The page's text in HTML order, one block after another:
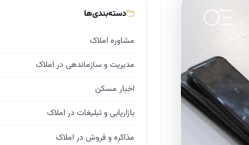
دسته‌بندی‌ها
مشاوره املاک
مدیریت و سازماندهی در املاک
اخبار مسکن
بازاریابی و تبلیغات در املاک
مذاکره و فروش در املاک